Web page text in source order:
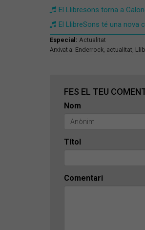
El Llibresons torna a
El LlibreSons té una nova
Especial: Actualitat
Arxivat a: Enderrock actualitat
FES EL TEU
Nom
Títol
Comentari